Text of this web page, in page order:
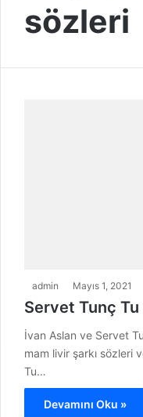
sözleri
admin Mayıs 1, 2021
Servet Tunç
İvan Aslan ve Servet
mam livir şarkı sözleri
Tu…
Devamını Oku »